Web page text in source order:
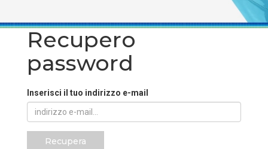
Recupero
password
Inserisci il tuo indirizzo e-mail
Recupera